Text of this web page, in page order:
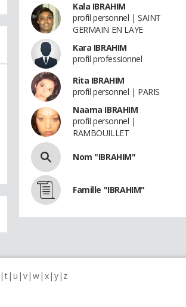
Kala IBRAHIM
profil personnel | SAINT
GERMAIN EN LAYE
Kara IBRAHIM
profil professionnel
Rita IBRAHIM
profil personnel | PARIS
Naama IBRAHIM
profil personnel |
RAMBOUILLET
Nom "IBRAHIM"
Famille "IBRAHIM"
t u v w x y z